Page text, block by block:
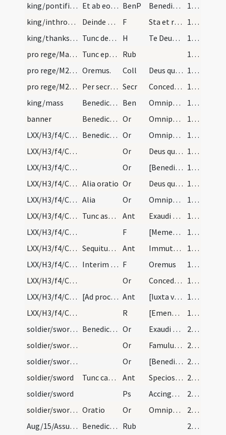
king/pontifical blessing
Et ab eo statim dicatur benedictio super eum quae… BenP Benedicat tibi Dominus custodiatque ... potiri mereantur. Quod ipse
106
king/inthronisation/6
Deinde coronatus honorifice per chorum ducatur ab… F Sta et retine locum ... regnare faciat. Iesus Christus
106
king/thanksgiving
Tunc det illis oscula pacis. Cunctus autem coetus… H Te Deum laudamus
107 (102v)
pro rege/Mass Propers/mass
Tunc episcopus metropolitanus missam celebret ple… Rub
107 (102v)
pro rege/M2/Mass Propers/mass Oremus. Coll Deus qui miro ... placere praevaleat.
107 (102v)
pro rege/M2/Mass Propers/mass
Per secreta Secr Concede quaesumus omnipotens ... reddatur acceptus
107 (102v)
king/mass
Benedictio Ben Omnipotens Deus qui te populi sui ... dispensatione redemptus. Amen
107 (102v)
banner
Benedictio vexilli bellici Or Omnipotens sempiterne Deus qui es cunctorum benedictio ... in te praestas auxilium. Per Dominum nostrum
116
LXX/H3/f4/Cin/Ash Wednesday/blessing of ashes/1
Benedictio cineris in diebus ieiuniorum Or Omnipotens sempiterne Deus parce metuentibus ... animae tutelam percipiant. Per
133
LXX/H3/f4/Cin/Ash Wednesday/blessing of ashes/2
Or Deus qui non mortem ... misericorditer consequi mereamur. Per
134
LXX/H3/f4/Cin/Ash Wednesday/blessing of ashes
Or [Benedic Domine creaturam istam cineris ... peccatorum liberati. Per]
134
LXX/H3/f4/Cin/Ash Wednesday/blessing of ashes/3 Alia oratio Or Deus qui humiliatione flecteris ... intactos manere decernas. Per
134
LXX/H3/f4/Cin/Ash Wednesday/blessing of ashes/4 Alia Or Omnipotens sempiterne Deus qui Ninivitis in cinere ... prosequamur obtentu. Per
135
LXX/H3/f4/Cin/Ash Wednesday/1
Tunc aspargantur aqua benedicta. Sequitur antipho… Ant Exaudi nos Domine
135
LXX/H3/f4/Cin/Ash Wednesday/1
F [Memento homo quia cinis es]
135
LXX/H3/f4/Cin/Ash Wednesday/2
Sequitur et alia Ant Immutemur
135
LXX/H3/f4/Cin/Ash Wednesday/2
Interim dum hae canuntur, ponendi sunt cineres su… F Oremus
135
LXX/H3/f4/Cin/Ash Wednesday/5
Or Concede nobis Domine praesidia ... muniamur auxiliis. Per
135
LXX/H3/f4/Cin/Ash Wednesday/3
[Ad processionem antiphona] Ant [Iuxta vestibulum]
135
LXX/H3/f4/Cin/Ash Wednesday
R [Emendemus]
135
soldier/sword/1
Benedictio ensis noviter succinti Or Exaudi Domine preces nostras et hunc ensem ... sit pavor terror et formido. Per
226
soldier/sword/2
Or Famulum tuum quaesumus Domine pietatis ... illaesum custodiat. Per
227
soldier/sword/3
Or [Benedic Domine sancte Pater omnipotens aeterne Deus per invocationem ... semper maneat illaesus. Per eundem]
227
soldier/sword
Tunc cantentur istae antiphonae Ant Speciosus forma prae filiis hominum
227
soldier/sword
Ps Accingere gladio tuo super femur tuum potentissime
227
soldier/sword/4 Oratio Or Omnipotens sempiterne Deus qui famulum tuum N. eminenti ... bellorum turbatur. Per
227
Aug/15/Assumptio BMV/herbs
Benedictio super herbas in assumptione Rub 243